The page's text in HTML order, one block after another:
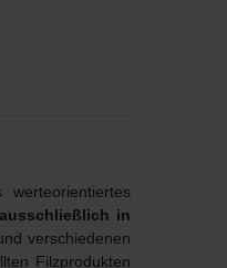
in
verschiedenen
Filzprodukten